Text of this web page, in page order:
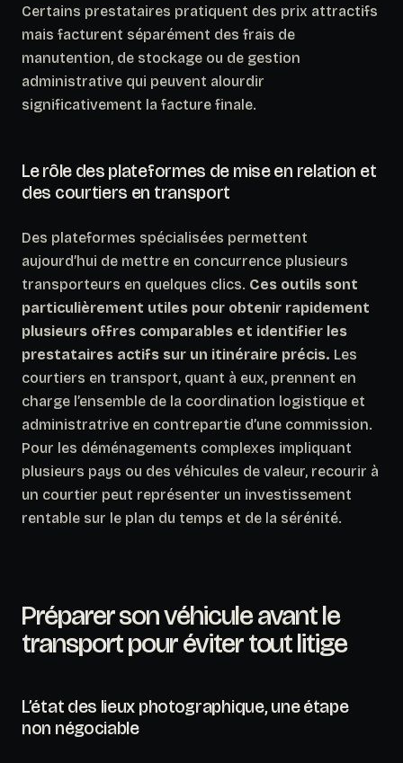
Certains prestataires pratiquent des prix attractifs
mais facturent séparément des frais de
manutention, de stockage ou de gestion
administrative qui peuvent alourdir
significativement la facture finale.
Le rôle des plateformes de mise en relation et
des courtiers en transport
Des plateformes spécialisées permettent
aujourd’hui de mettre en concurrence plusieurs
transporteurs en quelques clics. Ces outils sont
particulièrement utiles pour obtenir rapidement
plusieurs offres comparables et identifier les
prestataires actifs sur un itinéraire précis. Les
courtiers en transport, quant à eux, prennent en
charge l’ensemble de la coordination logistique et
administratrive en contrepartie d’une commission.
Pour les déménagements complexes impliquant
plusieurs pays ou des véhicules de valeur, recourir à
un courtier peut représenter un investissement
rentable sur le plan du temps et de la sérénité.
Préparer son véhicule avant le
transport pour éviter tout litige
L’état des lieux photographique, une étape
non négociable